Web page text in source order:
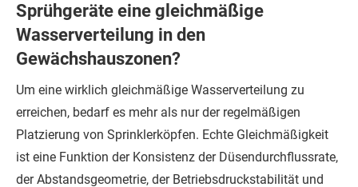
Sprühgeräte eine gleichmäßige
Wasserverteilung in den
Gewächshauszonen?
Um eine wirklich gleichmäßige Wasserverteilung zu
erreichen, bedarf es mehr als nur der regelmäßigen
Platzierung von Sprinklerköpfen. Echte Gleichmäßigkeit
ist eine Funktion der Konsistenz der Düsendurchflussrate,
der Abstandsgeometrie, der Betriebsdruckstabilität und